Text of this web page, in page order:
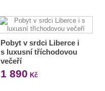
Pobyt v srdci Liberce i
s luxusní tříchodovou
večeří
1 890 Kč